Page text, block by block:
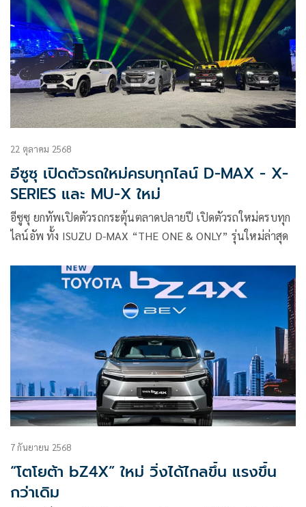
22 ตุลาคม 2568
อีซูซุ เปิดตัวรถใหม่ครบทุกไลน์ D-MAX - X-
SERIES และ MU-X ใหม่
อีซูซุ ยกทัพเปิดตัวรถกระตุ้นตลาดปลายปี เปิดตัวรถใหม่ครบทุก
ไลน์อัพ ทั้ง ISUZU D-MAX “THE ONE & ONLY” รุ่นใหม่ล่าสุด
7 กันยายน 2568
“โตโยต้า bZ4X” ใหม่ วิ่งได้ไกลขึ้น แรงขึ้น
กว่าเดิม